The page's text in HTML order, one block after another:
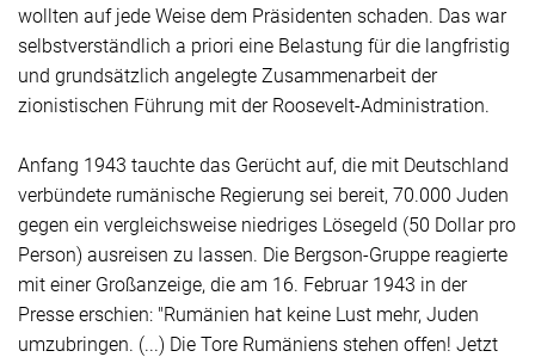
wollten auf jede Weise dem Präsidenten schaden. Das war
selbstverständlich a priori eine Belastung für die langfristig
und grundsätzlich angelegte Zusammenarbeit der
zionistischen Führung mit derRoosevelt-Administration.
Anfang 1943 tauchte das Gerücht auf, die mit Deutschland
verbündete rumänische Regierung sei bereit, 70.000 Juden
gegen ein vergleichsweise niedriges Lösegeld (50 Dollar pro
Person) ausreisen zu lassen. Die Bergson-Gruppe reagierte
mit einer Großanzeige, die am 16. Februar 1943 in der
Presse erschien: "Rumänien hat keine Lust mehr, Juden
umzubringen. (...) Die Tore Rumäniens stehen offen! Jetzt